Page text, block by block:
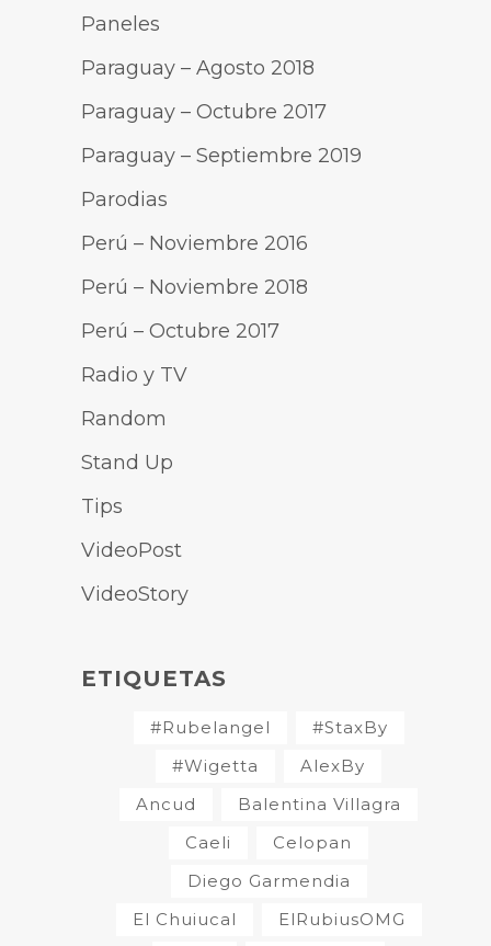
Paneles
Paraguay – Agosto 2018
Paraguay – Octubre 2017
Paraguay – Septiembre 2019
Parodias
Perú – Noviembre 2016
Perú – Noviembre 2018
Perú – Octubre 2017
Radio y TV
Random
Stand Up
Tips
VideoPost
VideoStory
ETIQUETAS
#Rubelangel
#StaxBy
#Wigetta
AlexBy
Ancud
Balentina Villagra
Caeli
Celopan
Diego Garmendia
El Chuiucal
ElRubiusOMG